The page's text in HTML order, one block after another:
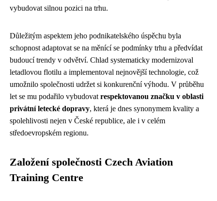
vybudovat silnou pozici na trhu.
Důležitým aspektem jeho podnikatelského úspěchu byla
schopnost adaptovat se na měnící se podmínky trhu a předvídat
budoucí trendy v odvětví. Chlad systematicky modernizoval
letadlovou flotilu a implementoval nejnovější technologie, což
umožnilo společnosti udržet si konkurenční výhodu. V průběhu
let se mu podařilo vybudovat respektovanou značku v oblasti
privátní letecké dopravy, která je dnes synonymem kvality a
spolehlivosti nejen v České republice, ale i v celém
středoevropském regionu.
Založení společnosti Czech Aviation
Training Centre